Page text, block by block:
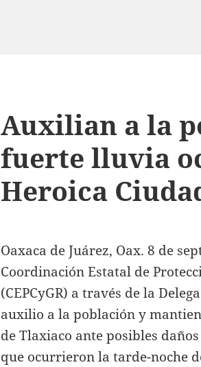
Auxilian a la
fuerte lluvia
Heroica
Oaxaca de Juárez, Oax. 8 de
Coordinación Estatal de
(CEPCyGR) a través de la
auxilio a la población y
de Tlaxiaco ante posibles
que ocurrieron la tarde-noche